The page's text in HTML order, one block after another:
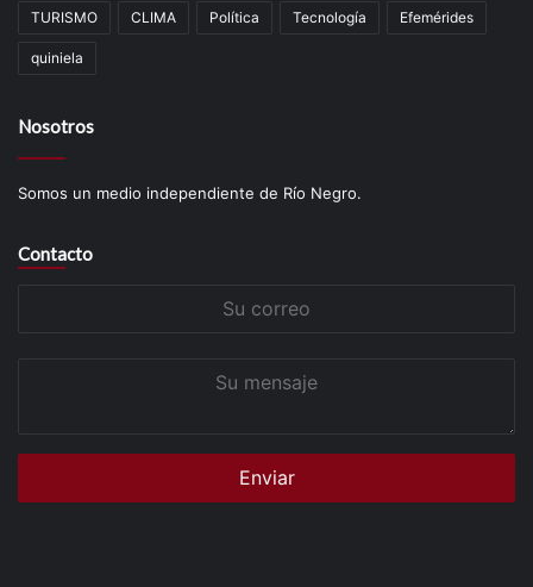
TURISMO CLIMA Política Tecnología Efemérides
quiniela
Nosotros
Somos un medio independiente de Río Negro.
Contacto